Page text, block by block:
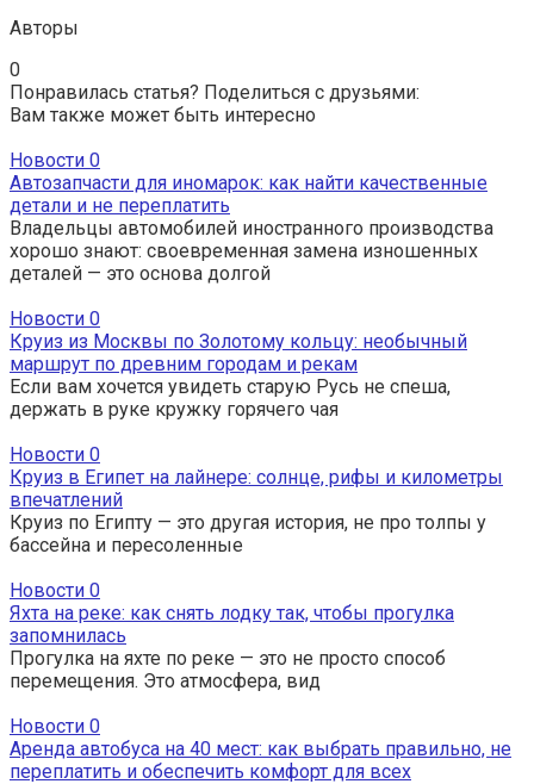
Авторы
0
Понравилась статья? Поделиться с друзьями:
Вам также может быть интересно
Новости 0
Автозапчасти для иномарок: как найти качественные
детали и не переплатить
Владельцы автомобилей иностранного производства
хорошо знают: своевременная замена изношенных
деталей — это основа долгой
Новости 0
Круиз из Москвы по Золотому кольцу: необычный
маршрут по древним городам и рекам
Если вам хочется увидеть старую Русь не спеша,
держать в руке кружку горячего чая
Новости 0
Круиз в Египет на лайнере: солнце, рифы и километры
впечатлений
Круиз по Египту — это другая история, не про толпы у
бассейна и пересоленные
Новости 0
Яхта на реке: как снять лодку так, чтобы прогулка
запомнилась
Прогулка на яхте по реке — это не просто способ
перемещения. Это атмосфера, вид
Новости 0
Аренда автобуса на 40 мест: как выбрать правильно, не
переплатить и обеспечить комфорт для всех